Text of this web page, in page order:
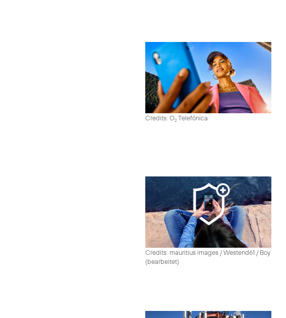
Credits: O2Telefónica
Credits: mauritius images / Westend61 / Boy
(bearbeitet)